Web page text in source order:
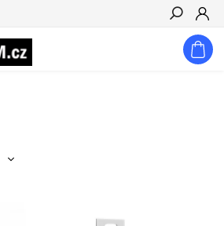
Hledat